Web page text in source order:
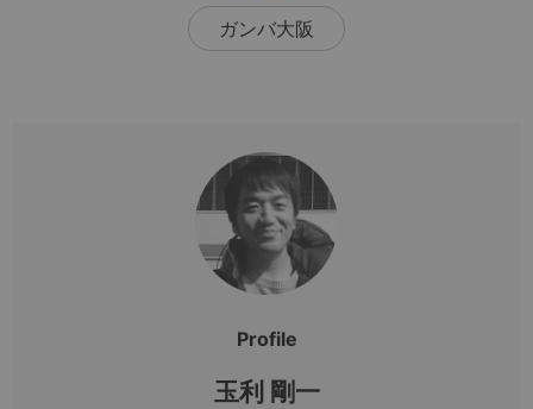
ガンバ大阪
Profile
玉利 剛一